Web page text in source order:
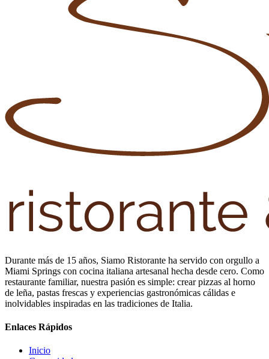
Durante más de 15 años, Siamo Ristorante ha servido con orgullo a
Miami Springs con cocina italiana artesanal hecha desde cero. Como
restaurante familiar, nuestra pasión es simple: crear pizzas al horno
de leña, pastas frescas y experiencias gastronómicas cálidas e
inolvidables inspiradas en las tradiciones de Italia.
Enlaces Rápidos
Inicio